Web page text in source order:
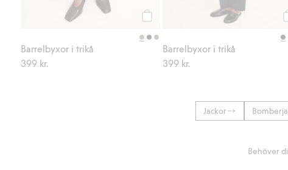
Barrelbyxor i trikå
399 kr.
Barrelbyxor i trikå
399 kr.
Jackor
Behöver